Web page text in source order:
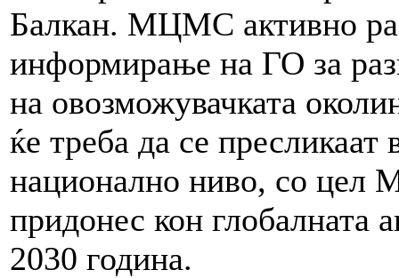
Балкан. МЦМС активно
информирање на ГО за
на овозможувачката
ќе треба да се пресликаат
национално ниво, со цел
придонес кон глобалната
2030 година.